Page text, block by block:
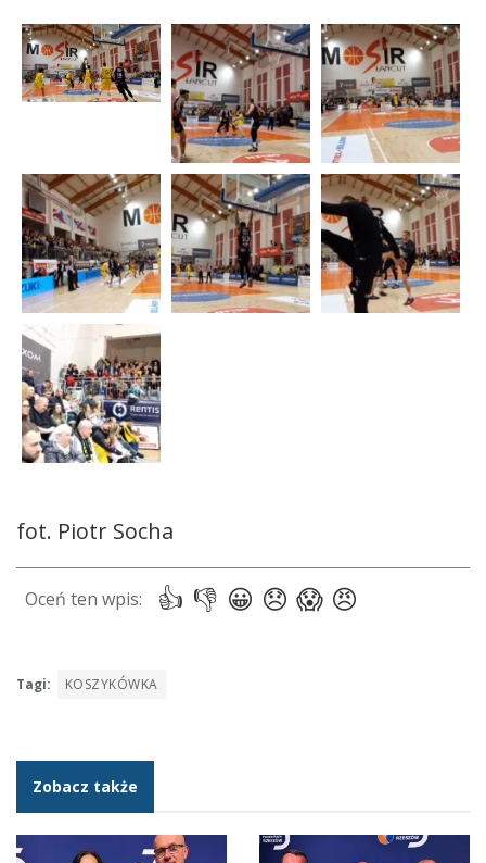
fot. Piotr Socha
Tagi: KOSZYKÓWKA
Zobacz także